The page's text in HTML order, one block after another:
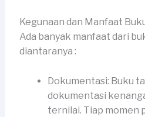
Kegunaan dan Manfaat
Ada banyak manfaat dari
diantaranya :
Dokumentasi: Buku
dokumentasi
ternilai. Tiap momen